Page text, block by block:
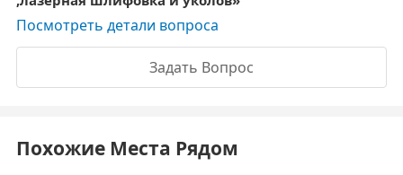
Посмотреть детали вопроса
Задать Вопрос
Похожие Места Рядом